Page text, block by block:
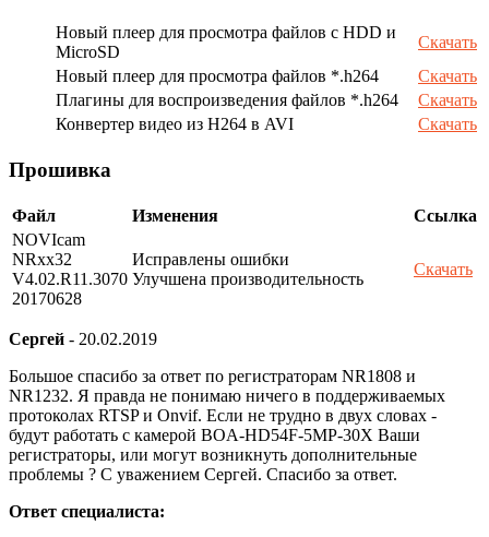
Новый плеер для просмотра файлов с HDD и
MicroSD
Скачать
Новый плеер для просмотра файлов *.h264
Скачать
Плагины для воспроизведения файлов *.h264
Скачать
Конвертер видео из H264 в AVI
Скачать
Прошивка
Файл Изменения
Ссылка
NOVIcam
NRxx32
V4.02.R11.3070
20170628
Исправлены ошибки
Улучшена производительность
Скачать
Сергей - 20.02.2019
Большое спасибо за ответ по регистраторам NR1808 и
NR1232. Я правда не понимаю ничего в поддерживаемых
протоколах RTSP и Onvif. Если не трудно в двух словах -
будут работать с камерой BOA-HD54F-5MP-30X Ваши
регистраторы, или могут возникнуть дополнительные
проблемы ? С уважением Сергей. Спасибо за ответ.
Ответ специалиста: